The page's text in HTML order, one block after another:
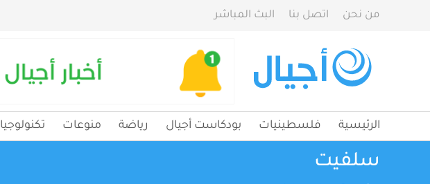
من نحن اتصل بنا البث المباشر
الرئيسية فلسطينيات بودكاست أجيال رياضة منوعات تكنولوجيا
سلفيت